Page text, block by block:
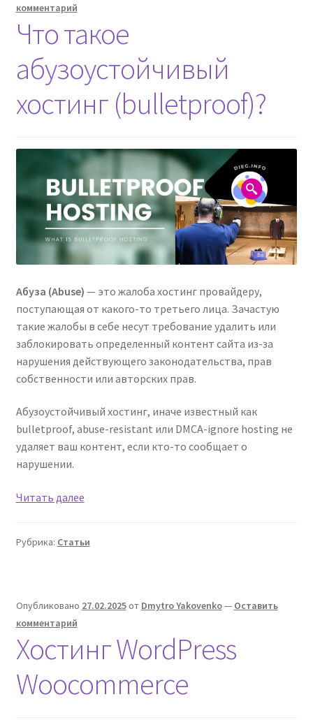
возможностей
комментарий
Что такое
абузоустойчивый
хостинг (bulletproof)?
Абуза (Abuse) — это жалоба хостинг провайдеру,
поступающая от какого-то третьего лица. Зачастую
такие жалобы в себе несут требование удалить или
заблокировать определенный контент сайта из-за
нарушения действующего законодательства, прав
собственности или авторских прав.
Абузоустойчивый хостинг, иначе известный как
bulletproof, abuse-resistant или DMCA-ignore hosting не
удаляет ваш контент, если кто-то сообщает о
нарушении.
Читать далееЧто
хостинг
Рубрика: Статьи
Опубликовано 27.02.2025от Dmytro Yakovenko— Оставить
комментарий
Хостинг WordPress
Woocommerce